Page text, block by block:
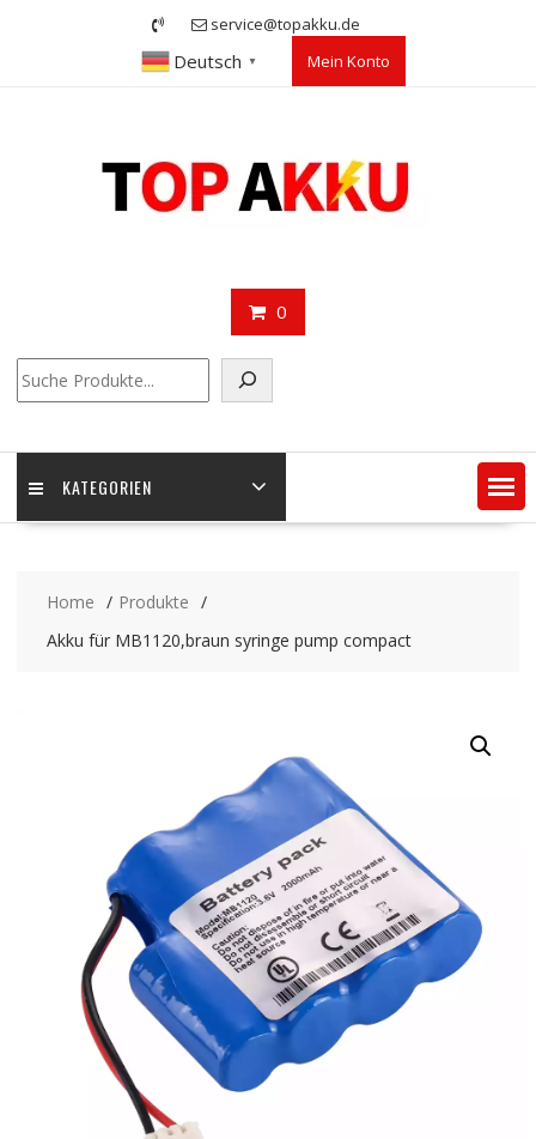
service@topakku.de
Deutsch ▼ Mein Konto
0
KATEGORIEN
Home
Produkte
Akku für MB1120,braun syringe pump compact